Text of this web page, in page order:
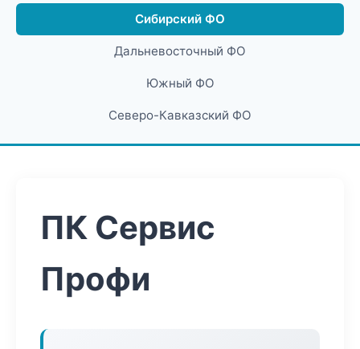
Сибирский ФО
Дальневосточный ФО
Южный ФО
Северо-Кавказский ФО
ПК Сервис
Профи